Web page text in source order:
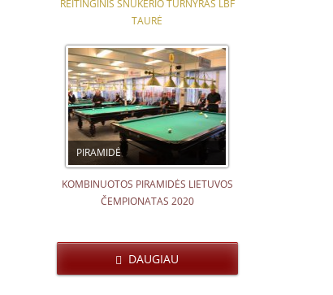
REITINGINIS SNUKERIO TURNYRAS LBF
TAURĖ
PIRAMIDĖ
KOMBINUOTOS PIRAMIDĖS LIETUVOS
ČEMPIONATAS 2020
DAUGIAU